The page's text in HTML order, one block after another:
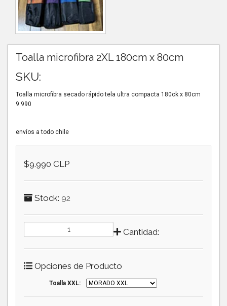
Toalla microfibra 2XL 180cm x 80cm
SKU:
Toalla microfibra secado rápido tela ultra compacta 180ck x 80cm
9.990
envíos a todo chile
$9.990 CLP
Stock: 92
Cantidad:
Opciones de Producto
Toalla XXL: